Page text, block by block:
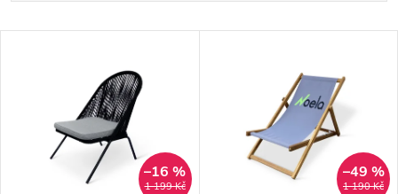
a
Nejprodávanější
Abecedně
1 199 Kč
–16 %
1 190 Kč
–49 %